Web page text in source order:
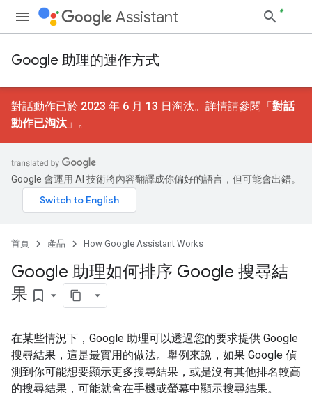
Assistant
Google 助理的運作方式
對話動作已於 2023 年 6 月 13 日淘汰。詳情請參閱「對話
動作已淘汰 」。
Google 會運用 AI 技術將內容翻譯成你偏好的語言，但可能會出錯。
首頁 產品 How Google Assistant Works
Google 助理如何排序 Google 搜尋結
果 bookmark_border
在某些情況下，Google 助理可以透過您的要求提供 Google
搜尋結果，這是最實用的做法。舉例來說，如果 Google 偵
測到你可能想要顯示更多搜尋結果，或是沒有其他排名較高
的搜尋結果，可能就會在手機或螢幕中顯示搜尋結果。